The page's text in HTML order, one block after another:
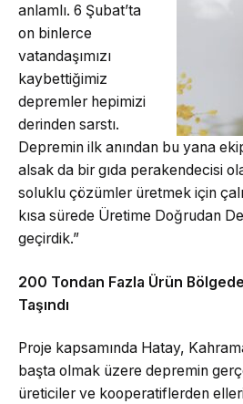
anlamlı. 6 Şubat’ta
on binlerce
vatandaşımızı
kaybettiğimiz
depremler hepimizi
derinden sarstı.
Depremin ilk anından bu yana
alsak da bir gıda perakendecisi
soluklu çözümler üretmek için
kısa sürede Üretime Doğrudan
geçirdik.”
200 Tondan Fazla Ürün
Taşındı
Proje kapsamında Hatay,
başta olmak üzere depremin
üreticiler ve kooperatiflerden